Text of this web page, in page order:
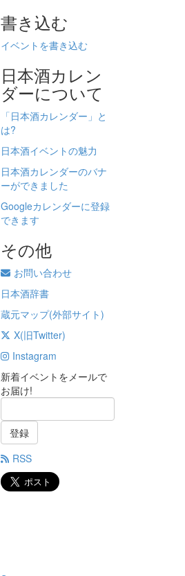
書き込む
イベントを書き込む
日本酒カレン
ダーについて
「日本酒カレンダー」と
は?
日本酒イベントの魅力
日本酒カレンダーのバナ
ーができました
Googleカレンダーに登録
できます
その他
お問い合わせ
日本酒辞書
蔵元マップ(外部サイト)
X(旧Twitter)
Instagram
新着イベントをメールで
お届け!
登録
RSS